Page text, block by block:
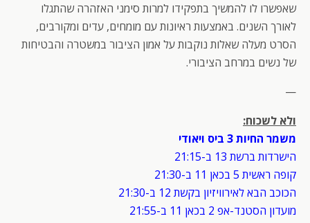
שאפשרו לו להמשיך בתפקידו למרות סימני האזהרה שהתגלו
לאורך השנים. באמצעות ראיונות עם מומחים, עדים ומקורבים,
הסרט מעלה שאלות נוקבות על אמון הציבור במשטרה והבטיחות
של נשים במרחב הציבורי.
—
ולא לשכוח:
משמר החיות 3 ביס ויאודי
הישרדות ברשת 13 ב-21:15
קופה ראשית 5 בכאן 11 ב-21:30
הכוכב הבא לאירוויזיון בקשת 12 ב-21:30
מועדון הסטנד-אפ 2 בכאן 11 ב-21:55